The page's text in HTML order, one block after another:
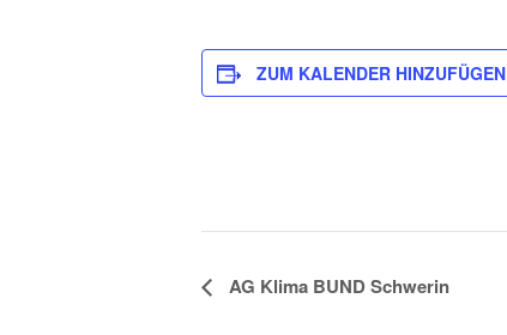
ZUM KALENDER HINZUFÜGEN
Veranstaltung-
AG Klima BUND Schwerin